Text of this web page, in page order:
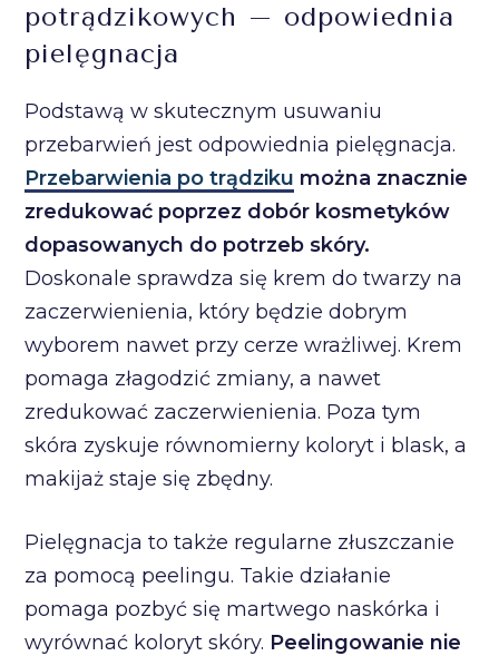
potrądzikowych – odpowiednia
pielęgnacja
Podstawą w skutecznym usuwaniu
przebarwień jest odpowiednia pielęgnacja.
Przebarwienia po trądziku można znacznie
zredukować poprzez dobór kosmetyków
dopasowanych do potrzeb skóry.
Doskonale sprawdza się krem do twarzy na
zaczerwienienia, który będzie dobrym
wyborem nawet przy cerze wrażliwej. Krem
pomaga złagodzić zmiany, a nawet
zredukować zaczerwienienia. Poza tym
skóra zyskuje równomierny koloryt i blask, a
makijaż staje się zbędny.
Pielęgnacja to także regularne złuszczanie
za pomocą peelingu. Takie działanie
pomaga pozbyć się martwego naskórka i
wyrównać koloryt skóry. Peelingowanie nie